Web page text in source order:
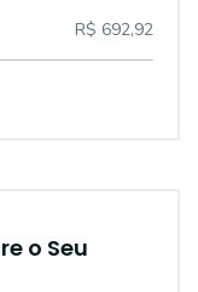
R$ 692,92
o Seu